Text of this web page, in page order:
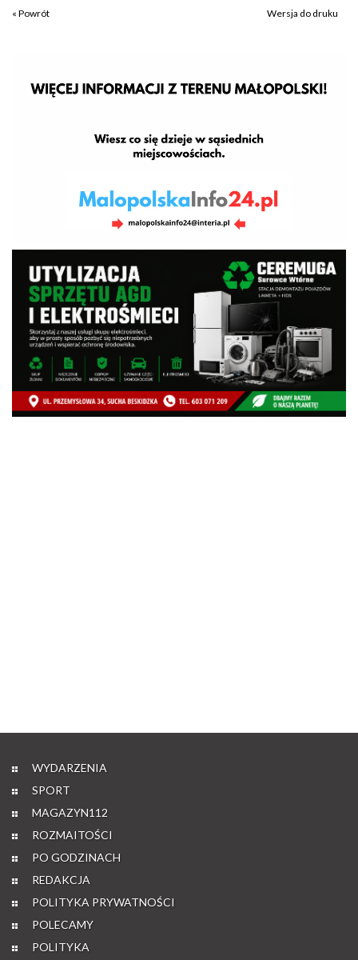
« Powrót Wersja do druku
WYDARZENIA
SPORT
MAGAZYN112
ROZMAITOŚCI
PO GODZINACH
REDAKCJA
POLITYKA PRYWATNOŚCI
POLECAMY
POLITYKA